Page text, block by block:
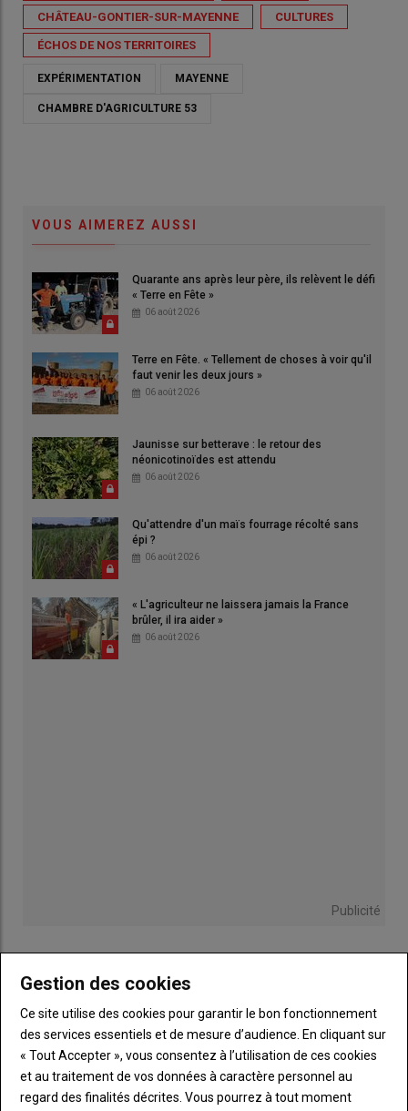
CHÂTEAU-GONTIER-SUR-MAYENNE CULTURES
ÉCHOS DE NOS TERRITOIRES
EXPÉRIMENTATION MAYENNE
CHAMBRE D'AGRICULTURE 53
VOUS AIMEREZ AUSSI
Quarante ans après leur père, ils relèvent le défi
« Terre en Fête »
06 août 2026
Terre en Fête. « Tellement de choses à voir qu'il
faut venir les deux jours »
06 août 2026
Jaunisse sur betterave : le retour des
néonicotinoïdes est attendu
06 août 2026
Qu'attendre d'un maïs fourrage récolté sans
épi ?
06 août 2026
« L'agriculteur ne laissera jamais la France
brûler, il ira aider »
06 août 2026
Publicité
titre
TITRE IDENTIFIEZ-VOUS
Body
Connectez-vous à votre compte pour profiter
de votre abonnement
Gestion des cookies
Ce site utilise des cookies pour garantir le bon fonctionnement
des services essentiels et de mesure d’audience. En cliquant sur
« Tout Accepter », vous consentez à l’utilisation de ces cookies
et au traitement de vos données à caractère personnel au
regard des finalités décrites. Vous pourrez à tout moment